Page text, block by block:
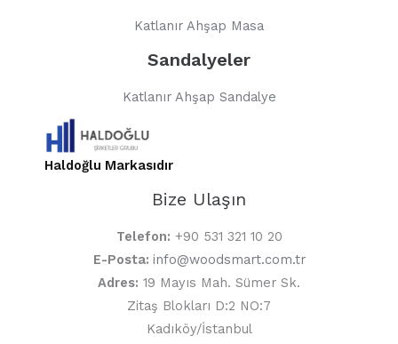
Katlanır Ahşap Masa
Sandalyeler
Katlanır Ahşap Sandalye
Haldoğlu Markasıdır
Bize Ulaşın
Telefon: +90 531 321 10 20
E-Posta: info@woodsmart.com.tr
Adres: 19 Mayıs Mah. Sümer Sk.
Zitaş Blokları D:2 NO:7
Kadıköy/İstanbul